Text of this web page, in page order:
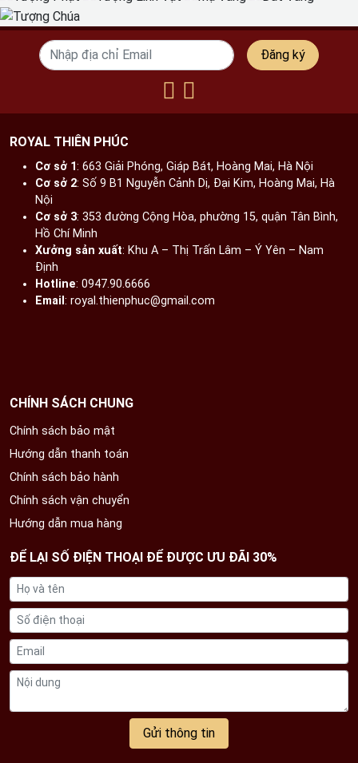
Đăng ký
ROYAL THIÊN PHÚC
Cơ sở 1: 663 Giải Phóng, Giáp Bát, Hoàng Mai, Hà Nội​
Cơ sở 2: Số 9 B1 Nguyễn Cảnh Dị, Đại Kim, Hoàng Mai, Hà
Nội​
Cơ sở 3: 353 đường Cộng Hòa, phường 15, quận Tân Bình,
Hồ Chí Minh
Xưởng sản xuất: Khu A – Thị Trấn Lâm – Ý Yên – Nam
Định​
Hotline: 0947.90.6666
Email : royal.thienphuc@gmail.com
CHÍNH SÁCH CHUNG
Chính sách bảo mật
Hướng dẫn thanh toán
Chính sách bảo hành
Chính sách vận chuyển
Hướng dẫn mua hàng
ĐỂ LẠI SỐ ĐIỆN THOẠI ĐỂ ĐƯỢC ƯU ĐÃI 30%
Gửi thông tin